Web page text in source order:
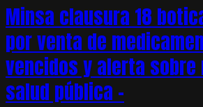
Minsa clausura 18
por venta de
vencidos y alerta
salud pública –